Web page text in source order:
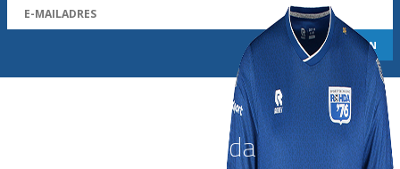
Word nu lid van Rohda